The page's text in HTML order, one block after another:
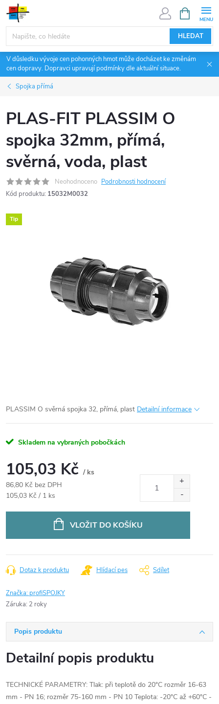
Přejít
obsah
HLEDAT
NÁKUPNÍ
KOŠÍK
V důsledku vývoje cen pohonných hmot může docházet ke změnám
cen dopravy. Dopravci upravují podmínky dle aktuální situace.
Spojka přímá
PLAS-FIT PLASSIM O
spojka 32mm, přímá,
svěrná, voda, plast
Neohodnoceno Podrobnosti hodnocení
Kód produktu: 15032M0032
Tip
PLASSIM O svěrná spojka 32, přímá, plast Detailní informace
Skladem na vybraných pobočkách
105,03 Kč / ks
86,80 Kč bez DPH
Měrná
105,03 Kč / 1 ks
VLOŽIT DO KOŠÍKU
Dotaz k produktu Hlídací pes Sdílet
Značka: profiSPOJKY
Záruka: 2 roky
Popis produktu
Detailní popis produktu
TECHNICKÉ PARAMETRY: Tlak: při teplotě do 20°C rozměr 16-63
mm - PN 16; rozměr 75-160 mm - PN 10 Teplota: -20°C až +60°C -